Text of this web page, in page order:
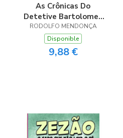
As Crônicas Do
Detetive Bartolomeu
Braga
RODOLFO MENDONÇA
Disponible
9,88 €